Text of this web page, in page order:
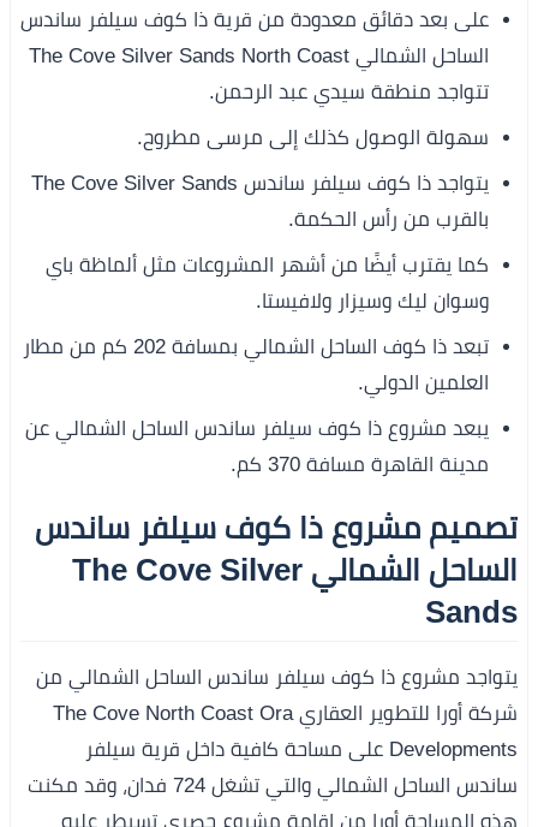
على بعد دقائق معدودة من قرية ذا كوف سيلفر ساندس
الساحل الشمالي The Cove Silver Sands North Coast
تتواجد منطقة سيدي عبد الرحمن.
سهولة الوصول كذلك إلى مرسى مطروح.
يتواجد ذا كوف سيلفر ساندس The Cove Silver Sands
بالقرب من رأس الحكمة.
كما يقترب أيضًا من أشهر المشروعات مثل ألماظة باي
وسوان ليك وسيزار ولافيستا.
تبعد ذا كوف الساحل الشمالي بمسافة 202 كم من مطار
العلمين الدولي.
يبعد مشروع ذا كوف سيلفر ساندس الساحل الشمالي عن
مدينة القاهرة مسافة 370 كم.
تصميم مشروع ذا كوف سيلفر ساندس
الساحل الشمالي The Cove Silver
Sands
يتواجد مشروع ذا كوف سيلفر ساندس الساحل الشمالي من
شركة أورا للتطوير العقاري The Cove North Coast Ora
Developments على مساحة كافية داخل قرية سيلفر
ساندس الساحل الشمالي والتي تشغل 724 فدان، وقد مكنت
هذه المساحة أورا من إقامة مشروع حصري تسيطر عليه